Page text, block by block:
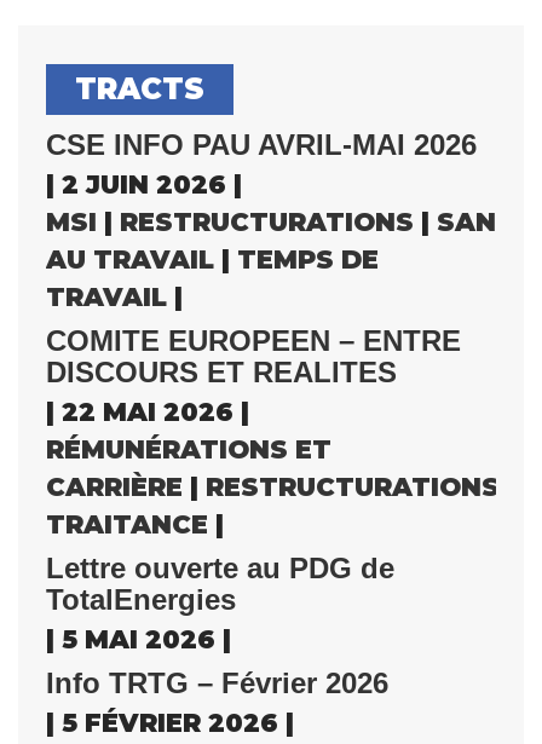
TRACTS
CSE INFO PAU AVRIL-MAI 2026
| 2 JUIN 2026 |
MSI
RESTRUCTURATIONS
SANTÉ
AU TRAVAIL
TEMPS DE
TRAVAIL
COMITE EUROPEEN – ENTRE
DISCOURS ET REALITES
| 22 MAI 2026 |
RÉMUNÉRATIONS ET
CARRIÈRE
RESTRUCTURATIONS
TRAITANCE
Lettre ouverte au PDG de
TotalEnergies
| 5 MAI 2026 |
Info TRTG – Février 2026
| 5 FÉVRIER 2026 |